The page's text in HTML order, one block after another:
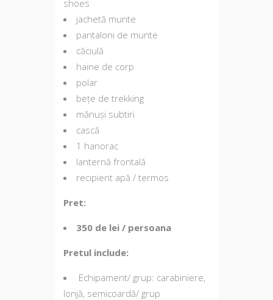
shoes
jachetă munte
pantaloni de munte
căciulă
haine de corp
polar
bețe de trekking
mănuși subtiri
cască
1 hanorac
lanternă frontală
recipient apă / termos
Pret:
350 de lei / persoana
Pretul include:
Echipament/ grup: carabiniere,
lonjă, semicoardă/ grup